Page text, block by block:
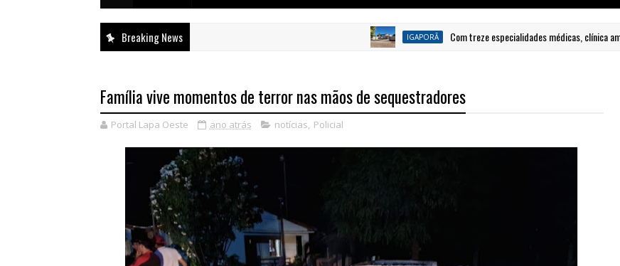
Breaking News IGAPORÃ Com treze especialidades médicas, clínica amplia o
Família vive momentos de terror nas mãos de sequestradores
Portal Lapa Oeste ano atrás notícias, Policial